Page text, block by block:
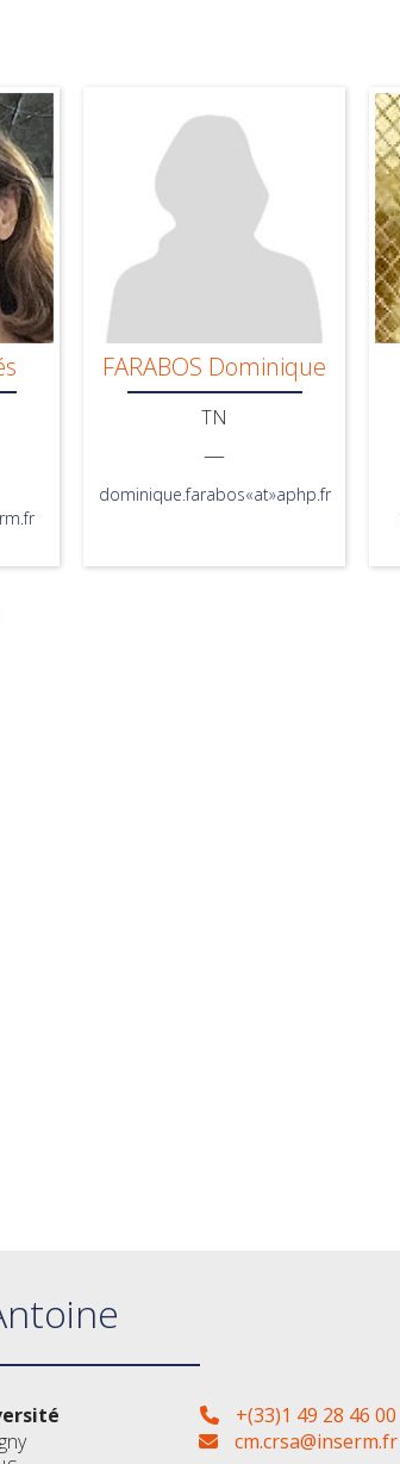
FARABOS Dominique
TN
—
dominique.farabos«at»aphp.fr
+(33)1 49 28 46 00
cm.crsa@inserm.fr